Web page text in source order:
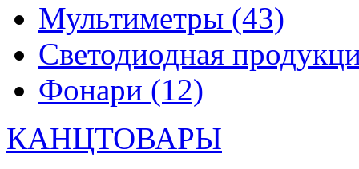
Мультиметры (43)
Светодиодная
Фонари (12)
КАНЦТОВАРЫ